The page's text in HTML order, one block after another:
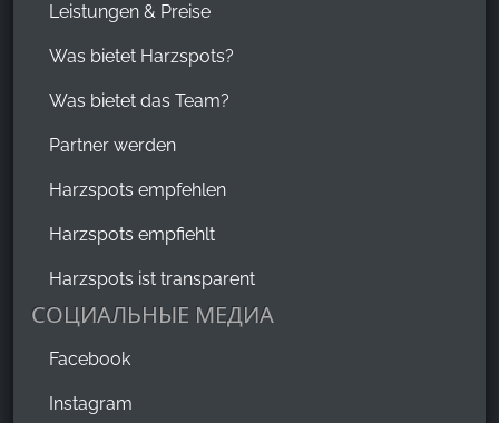
Leistungen & Preise
Was bietet Harzspots?
Was bietet das Team?
Partner werden
Harzspots empfehlen
Harzspots empfiehlt
Harzspots ist transparent
СОЦИАЛЬНЫЕ МЕДИА
Facebook
Instagram